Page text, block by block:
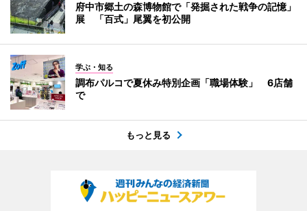
府中市郷土の森博物館で「発掘された戦争の記憶」
展 「百式」尾翼を初公開
学ぶ・知る
調布パルコで夏休み特別企画「職場体験」 6店舗
で
もっと見る